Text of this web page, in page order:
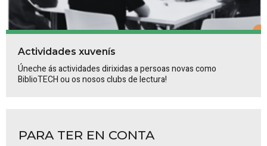
Actividades xuvenís
Úneche ás actividades dirixidas a persoas novas como
BiblioTECH ou os nosos clubs de lectura!
PARA TER EN CONTA